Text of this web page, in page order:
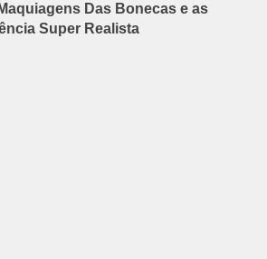
Das Bonecas e as
Super Realista